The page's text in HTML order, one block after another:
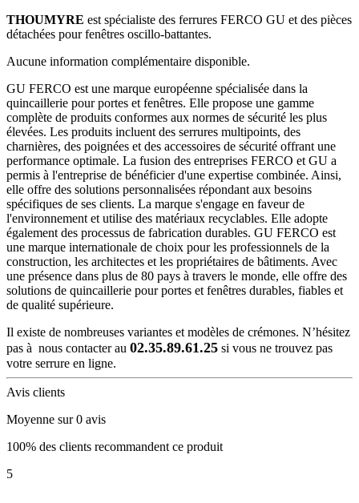
THOUMYRE est spécialiste des ferrures FERCO GU et des pièces
détachées pour fenêtres oscillo-battantes.
Aucune information complémentaire disponible.
GU FERCO est une marque européenne spécialisée dans la
quincaillerie pour portes et fenêtres. Elle propose une gamme
complète de produits conformes aux normes de sécurité les plus
élevées. Les produits incluent des serrures multipoints, des
charnières, des poignées et des accessoires de sécurité offrant une
performance optimale. La fusion des entreprises FERCO et GU a
permis à l'entreprise de bénéficier d'une expertise combinée. Ainsi,
elle offre des solutions personnalisées répondant aux besoins
spécifiques de ses clients. La marque s'engage en faveur de
l'environnement et utilise des matériaux recyclables. Elle adopte
également des processus de fabrication durables. GU FERCO est
une marque internationale de choix pour les professionnels de la
construction, les architectes et les propriétaires de bâtiments. Avec
une présence dans plus de 80 pays à travers le monde, elle offre des
solutions de quincaillerie pour portes et fenêtres durables, fiables et
de qualité supérieure.
Il existe de nombreuses variantes et modèles de crémones. N’hésitez
pas à nous contacter au 02.35.89.61.25 si vous ne trouvez pas
votre serrure en ligne.
Avis clients
Moyenne sur 0 avis
100% des clients recommandent ce produit
5